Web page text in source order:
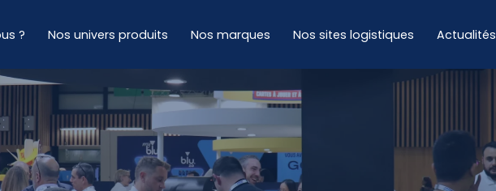
? Nos univers produits Nos marques Nos sites logistiques Actualités